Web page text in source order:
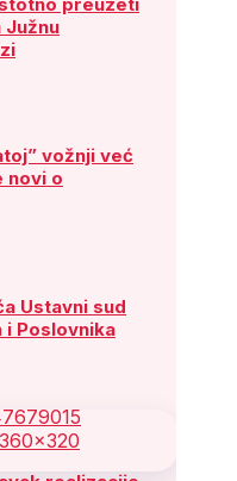
Južnu
vožnji već
novi o
Ustavni sud
i Poslovnika